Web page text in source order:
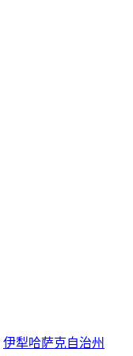
伊犁哈萨克自治州